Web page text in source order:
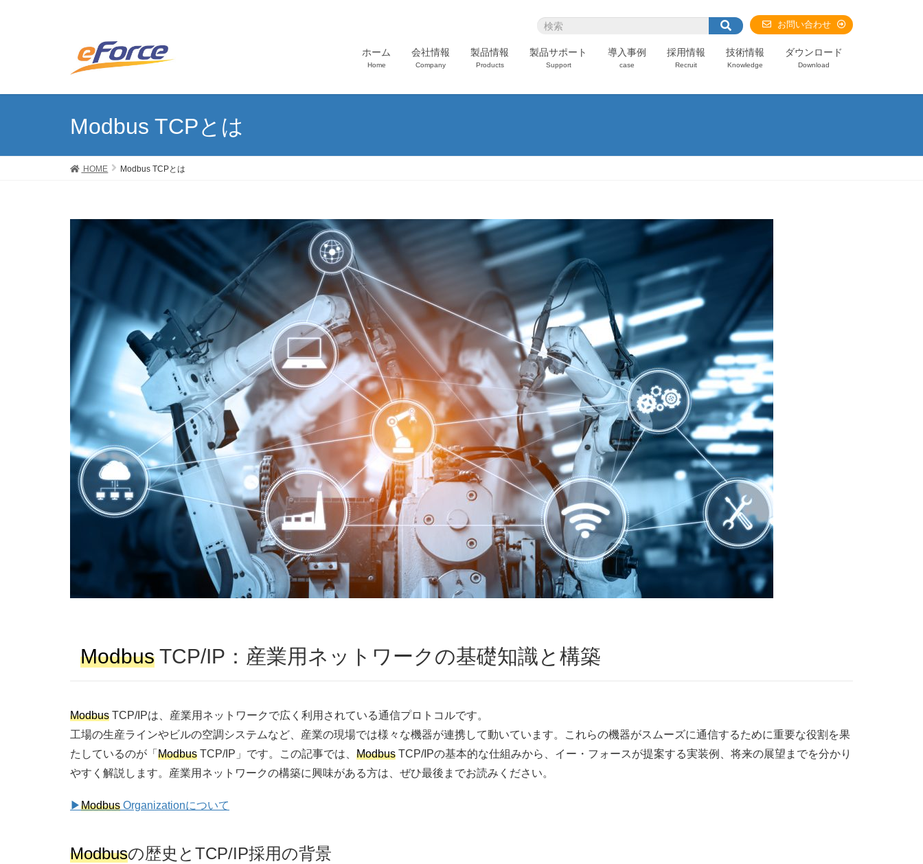
お問い合わせ
ホーム
Home
会社情報
Company
製品情報
Products
製品サポート
Support
導入事例
case
採用情報
Recruit
技術情報
Knowledge
ダウンロード
Download
Modbus TCPとは
HOME Modbus TCPとは
Modbus TCP/IP：産業用ネットワークの基礎知識と構築
Modbus TCP/IPは、産業用ネットワークで広く利用されている通信プロトコルです。
工場の生産ラインやビルの空調システムなど、産業の現場では様々な機器が連携して動いています。これらの機器がスムーズに通信するために重要な役割を果
たしているのが「 Modbus TCP/IP」です。この記事では、 Modbus TCP/IPの基本的な仕組みから、イー・フォースが提案する実装例、将来の展望までを分かり
やすく解説します。産業用ネットワークの構築に興味がある方は、ぜひ最後までお読みください。
▶︎Modbus Organizationについて
Modbusの歴史とTCP/IP採用の背景